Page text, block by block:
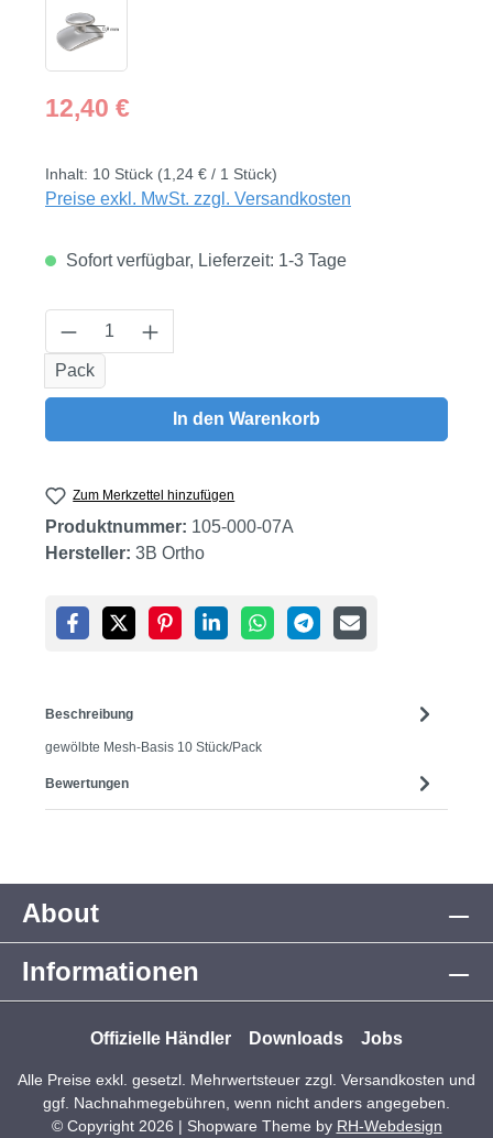
Regulärer Preis:
12,40 €
Inhalt: 10 Stück (1,24 € / 1 Stück)
Preise exkl. MwSt. zzgl. Versandkosten
Sofort verfügbar, Lieferzeit: 1-3 Tage
Produkt Anzahl: Gib den gewünschten
Pack
In den Warenkorb
Zum Merkzettel hinzufügen
Produktnummer: 105-000-07A
Hersteller: 3B Ortho
Beschreibung
gewölbte Mesh-Basis 10 Stück/Pack
Bewertungen
About
Informationen
Offizielle Händler Downloads Jobs
Alle Preise exkl. gesetzl. Mehrwertsteuer zzgl. Versandkosten und
ggf. Nachnahmegebühren, wenn nicht anders angegeben.
© Copyright 2026 | Shopware Theme by RH-Webdesign